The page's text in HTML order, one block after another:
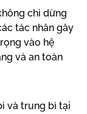
chỉ dừng
tác nhân gây
vào hệ
và an toàn
và trung bì tại